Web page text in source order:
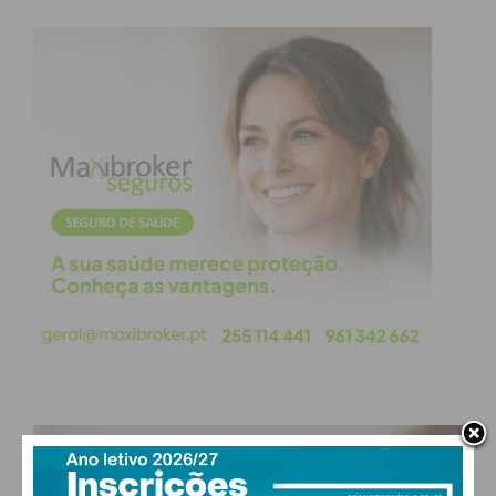
vítimas mortais, menos 13 feridos graves e menos
Esta foi a última das 11 campanhas de
sensibilização e de fiscalização planeadas no
âmbito do Plano Nacional de Fiscalização de 2025.
Das onze campanhas, que decorreram em 2025,
foram realizadas 51 ações, durante as quais 7.172
pessoas foram sensibilizadas, presencialmente.
Quanto às ações de fiscalização em Portugal, o
presencialmente, foi de 655.169. Por radar, foram
As campanhas inseridas nos planos nacionais de
fiscalização são realizadas anualmente pela ANSR,
PAÇOS DE FERREIRA